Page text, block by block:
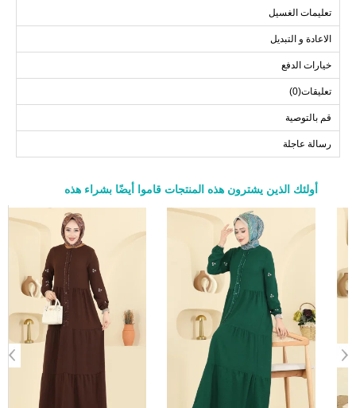
40
42
46
108
141
48
112
141
تعليمات الغسيل
الاعادة و التبديل
خيارات الدفع
تعليقات(0)
قم بالتوصية
رسالة عاجلة
أولئك الذين يشترون هذه المنتجات قاموا أيضًا بشراء هذه
a>